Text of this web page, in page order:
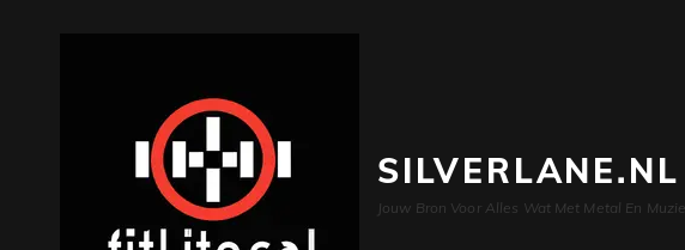
SILVERLANE.NL
Jouw Bron Voor Alles Wat Met Metal En